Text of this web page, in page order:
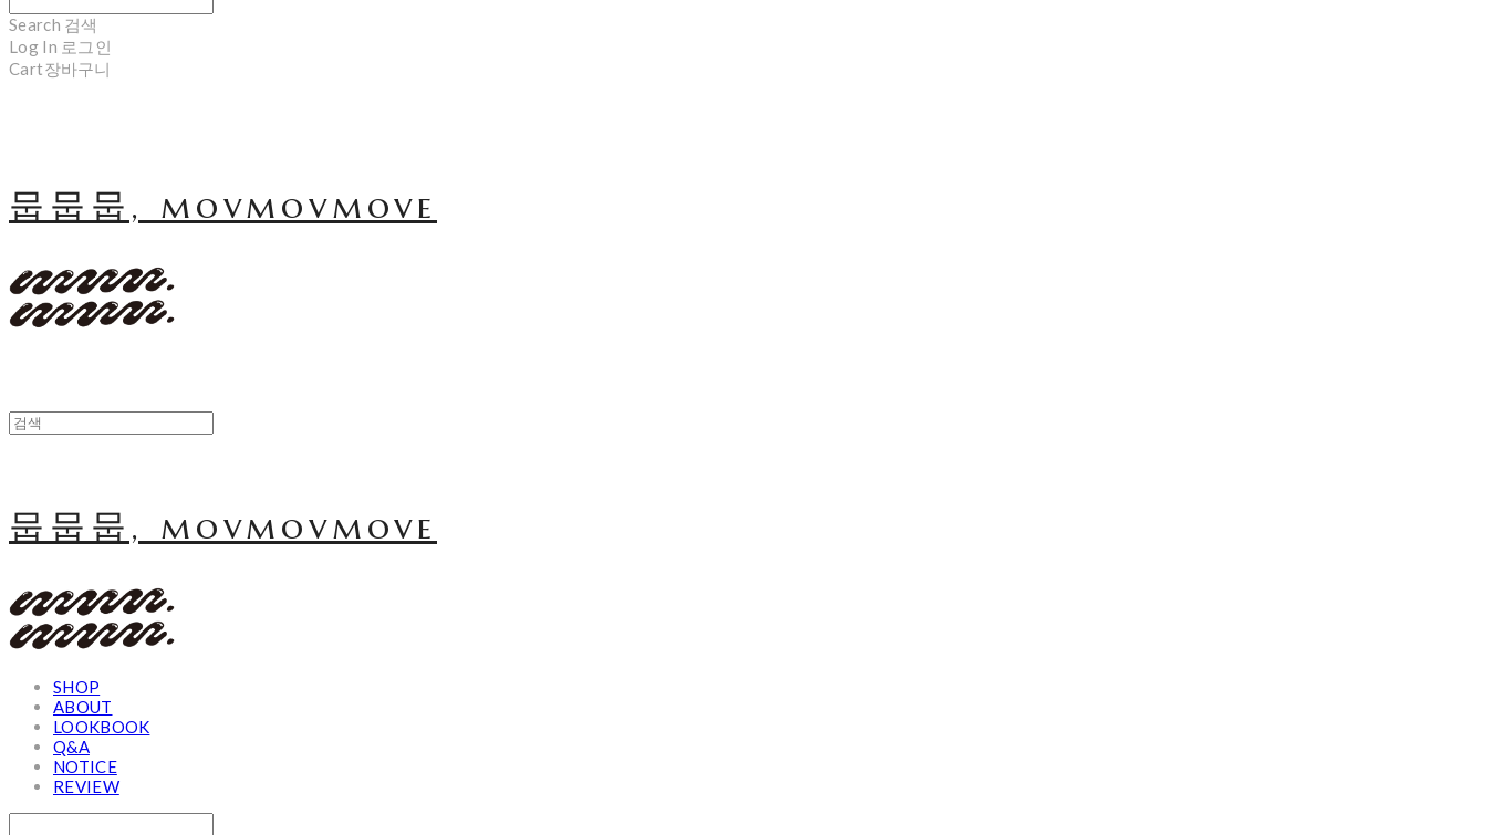
Search 검색
Log In 로그인
Cart장바구니
뭅뭅뭅, movmovmove
뭅뭅뭅, movmovmove
SHOP
ABOUT
LOOKBOOK
Q&A
NOTICE
REVIEW